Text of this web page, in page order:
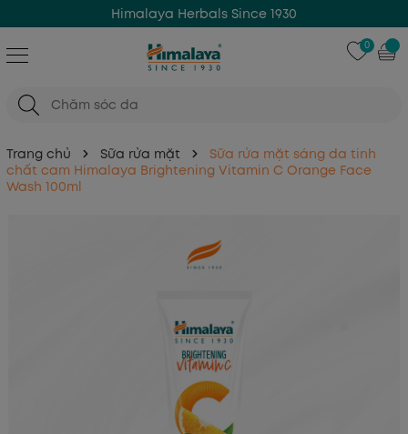
Himalaya Herbals Since 1930
0
Trang chủ Sữa rửa mặt
Sữa rửa mặt sáng da tinh
chất cam Himalaya Brightening Vitamin C Orange Face
Wash 100ml